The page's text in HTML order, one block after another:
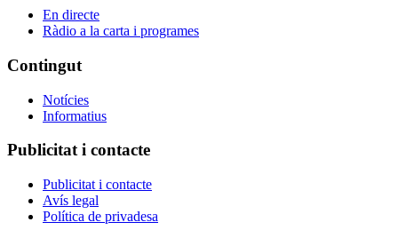
En directe
Ràdio a la carta i programes
Contingut
Notícies
Informatius
Publicitat i contacte
Publicitat i contacte
Avís legal
Política de privadesa